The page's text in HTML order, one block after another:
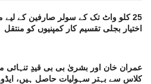
25 کلو واٹ تک کے سولر صارفین کے لیے
اختیار بجلی تقسیم کار کمپنیوں کو منتقل
عمران خان اور بشریٰ بی بی قیدِ تنہائی
کلاس سے بہتر سہولیات حاصل ہیں،